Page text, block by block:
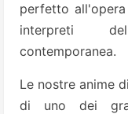
perfetto
interpreti
contemporanea.
Le nostre anime
di uno dei